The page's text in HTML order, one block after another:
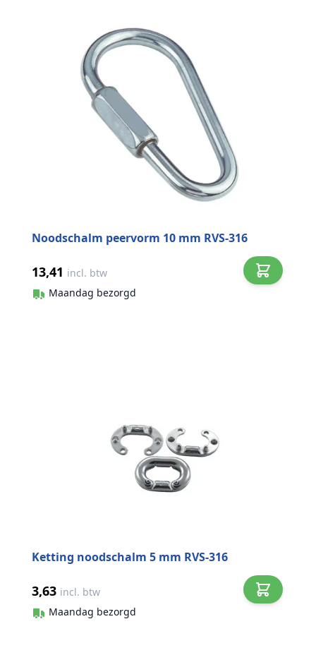
Noodschalm peervorm 10 mm RVS-316
13,41 incl. btw
Maandag bezorgd
Ketting noodschalm 5 mm RVS-316
3,63 incl. btw
Maandag bezorgd